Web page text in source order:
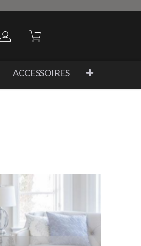
ACCESSOIRES